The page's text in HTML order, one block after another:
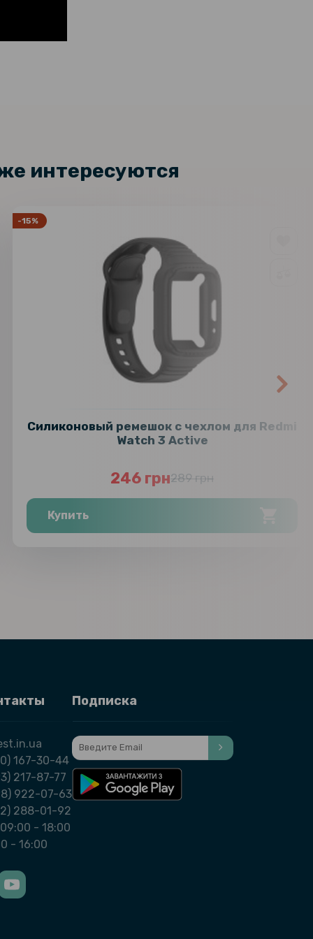
интересуются
-15%
Силиконовый ремешок с чехлом для Redmi
Watch 3 Active
246 грн289 грн
Купить
167-30-44
217-87-77
922-07-63
288-01-92
- 18:00
- 16:00
Подписка